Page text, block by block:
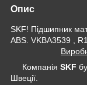
Опис
SKF! Підшипник
ABS. VKBA3539 ,
Компанія SKF
Швеції.